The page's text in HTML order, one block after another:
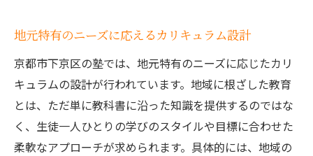
地元特有のニーズに応えるカリキュラム設計
京都市下京区の塾では、地元特有のニーズに応じたカリ
キュラムの設計が行われています。地域に根ざした教育
とは、ただ単に教科書に沿った知識を提供するのではな
く、生徒一人ひとりの学びのスタイルや目標に合わせた
柔軟なアプローチが求められます。具体的には、地域の